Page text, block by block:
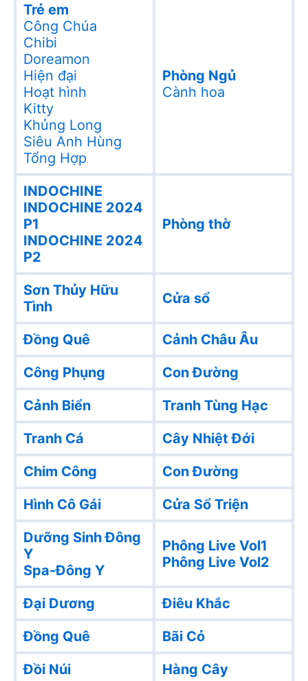
Trẻ em
Công Chúa
Chibi
Doreamon
Hiện đại
Hoạt hình
Kitty
Khủng Long
Siêu Anh Hùng
Tổng Hợp
Phòng Ngủ
Cành hoa
INDOCHINE
INDOCHINE 2024
P1
INDOCHINE 2024
P2
Phòng thờ
Sơn Thủy Hữu
Tình
Cửa sổ
Đồng Quê
Cảnh Châu Âu
Công Phụng
Con Đường
Cảnh Biển
Tranh Tùng Hạc
Tranh Cá
Cây Nhiệt Đới
Chim Công
Con Đường
Hình Cô Gái
Cửa Sổ Triện
Dưỡng Sinh Đông
Y
Spa-Đông Y
Phông Live Vol1
Phông Live Vol2
Đại Dương
Điêu Khắc
Đồng Quê
Bãi Cỏ
Đồi Núi
Hàng Cây